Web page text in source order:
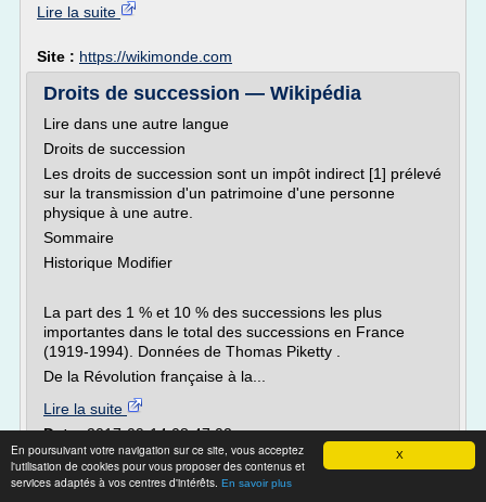
X
En poursuivant votre navigation sur ce site, vous acceptez
l'utilisation de cookies pour vous proposer des contenus et
services adaptés à vos centres d'intérêts. En savoir plus
Lire la suite
Site : https://wikimonde.com
Droits de succession — Wikipédia
Lire dans une autre langue
Droits de succession
Les droits de succession sont un impôt indirect [1] prélevé
sur la transmission d'un patrimoine d'une personne
physique à une autre.
Sommaire
Historique Modifier
La part des 1 % et 10 % des successions les plus
importantes dans le total des successions en France
(1919-1994). Données de Thomas Piketty .
De la Révolution française à la...
Lire la suite
Date:2017-09-14 08:47:02
Site :https://fr.m.wikipedia.org
Yves Herin | Chroniques | Chouette